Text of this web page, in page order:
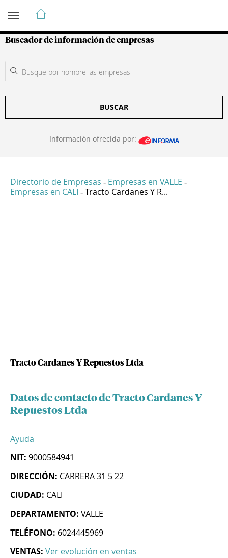
Guía de Empresas Colombianas
Buscador de información de empresas
BUSCAR
Información ofrecida por:
Directorio de Empresas - Empresas en VALLE -
Empresas en CALI - Tracto Cardanes Y R...
Tracto Cardanes Y Repuestos Ltda
Datos de contacto de Tracto Cardanes Y
Repuestos Ltda
Ayuda
NIT: 9000584941
DIRECCIÓN: CARRERA 31 5 22
CIUDAD: CALI
DEPARTAMENTO: VALLE
TELÉFONO: 6024445969
VENTAS: Ver evolución en ventas